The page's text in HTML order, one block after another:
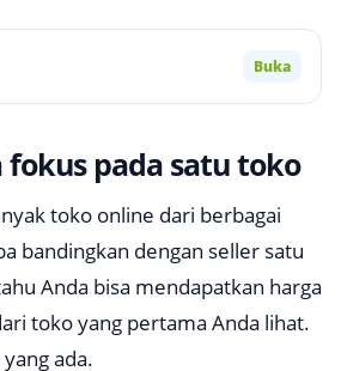
Buka
fokus pada satu toko
toko online dari berbagai
bandingkan dengan seller satu
Anda bisa mendapatkan harga
toko yang pertama Anda lihat.
ada.